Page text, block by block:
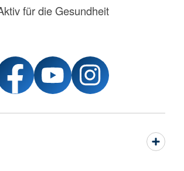
für die Gesundheit